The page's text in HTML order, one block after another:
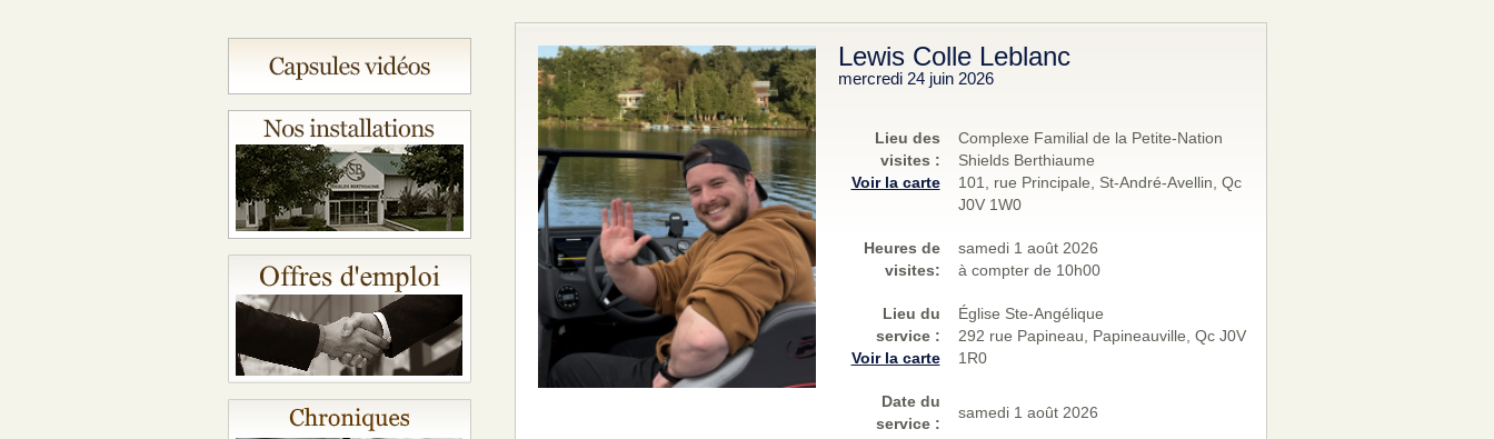
Lewis Colle Leblanc
mercredi 24 juin 2026
Lieu des
visites :
Voir la carte
Complexe Familial de la Petite-Nation
Shields Berthiaume
101, rue Principale, St-André-Avellin, Qc
J0V 1W0
Heures de
visites:
samedi 1 août 2026
à compter de 10h00
Lieu du
service :
Voir la carte
Église Ste-Angélique
292 rue Papineau, Papineauville, Qc J0V
1R0
Date du
service :
samedi 1 août 2026